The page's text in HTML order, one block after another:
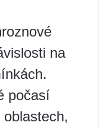
na
počasí